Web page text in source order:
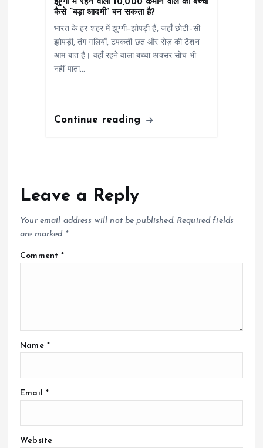
झुग्गी में रहने वाला 10,000 कमाने वाले का बच्चा
कैसे “बड़ा आदमी” बन सकता है?
भारत के हर शहर में झुग्गी–झोपड़ी हैं, जहाँ छोटी–सी
झोपड़ी, तंग गलियाँ, टपकती छत और रोज़ की टेंशन
आम बात है। वहाँ रहने वाला बच्चा अक्सर सोच भी
नहीं पाता…
Continue reading
Leave a Reply
Your email address will not be published. Required fields
are marked *
Comment*
Name *
Email *
Website